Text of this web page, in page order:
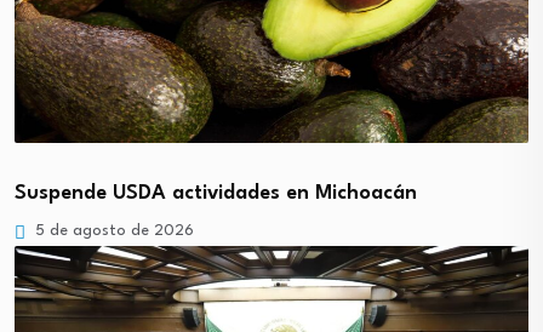
Suspende USDA actividades en Michoacán
5 de agosto de 2026